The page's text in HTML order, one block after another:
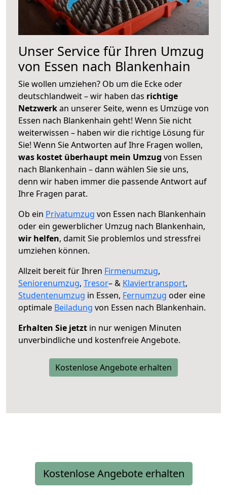
Unser Service für Ihren Umzug
von Essen nach Blankenhain
Sie wollen umziehen? Ob um die Ecke oder
deutschlandweit – wir haben das richtige
Netzwerkan unserer Seite, wenn es Umzüge von
Essen nach Blankenhain geht! Wenn Sie nicht
weiterwissen – haben wir die richtige Lösung für
Sie! Wenn Sie Antworten auf Ihre Fragen wollen,
was kostet überhaupt mein Umzug von Essen
nach Blankenhain – dann wählen Sie sie uns,
denn wir haben immer die passende Antwort auf
Ihre Fragen parat.
Ob ein Privatumzug von Essen nach Blankenhain
oder ein gewerblicher Umzug nach Blankenhain,
wir helfen, damit Sie problemlos und stressfrei
umziehen können.
Allzeit bereit für Ihren Firmenumzug,
Seniorenumzug, Tresor– & Klaviertransport,
Studentenumzug in Essen, Fernumzug oder eine
optimale Beiladung von Essen nach Blankenhain.
Erhalten Sie jetzt in nur wenigen Minuten
unverbindliche und kostenfreie Angebote.
Kostenlose Angebote erhalten
Kostenlose Angebote erhalten